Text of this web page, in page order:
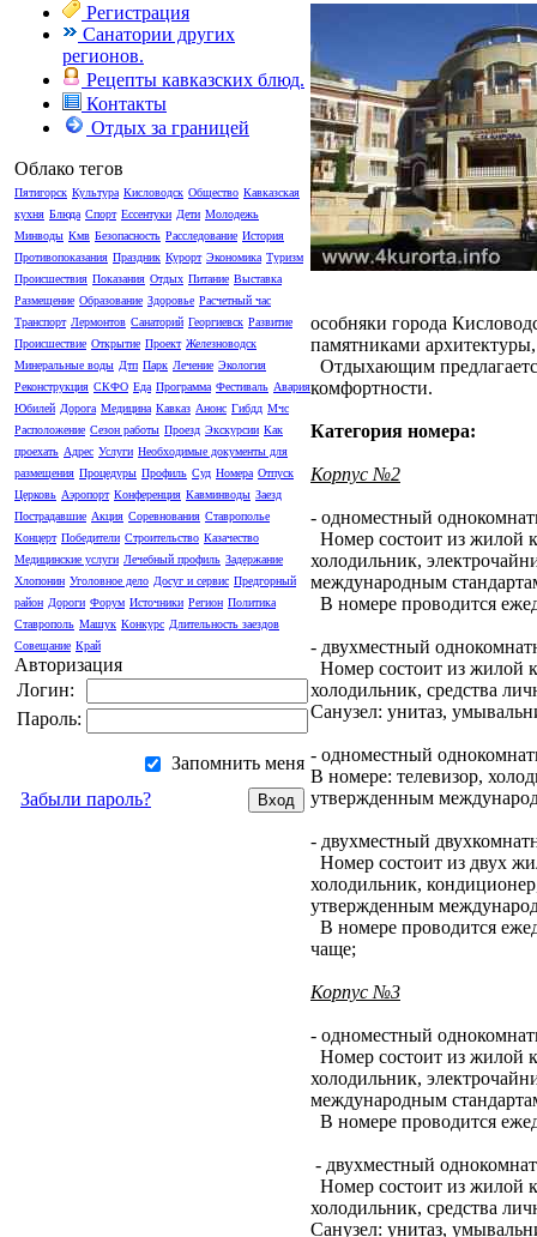
Регистрация
Санатории других
регионов.
Рецепты кавказских блюд.
Контакты
Отдых за границей
Облако тегов
Пятигорск Культура Кисловодск Общество Кавказская
кухня Блюда Спорт Ессентуки Дети Молодежь
Минводы Кмв Безопасность Расследование История
Противопоказания Праздник Курорт Экономика Туризм
Происшествия Показания Отдых Питание Выставка
Размещение Образование Здоровье Расчетный час
Транспорт Лермонтов Санаторий Георгиевск Развитие
Происшествие Открытие Проект Железноводск
Минеральные воды Дтп Парк Лечение Экология
Реконструкция СКФО Еда Программа Фестиваль Авария
Юбилей Дорога Медицина Кавказ Анонс Гибдд Мчс
Расположение Сезон работы Проезд Экскурсии Как
проехать Адрес Услуги Необходимые документы для
размещения Процедуры Профиль Суд Номера Отпуск
Церковь Аэропорт Конференция Кавминводы Заезд
Пострадавшие Акция Соревнования Ставрополье
Концерт Победители Строительство Казачество
Медицинские услуги Лечебный профиль Задержание
Хлопонин Уголовное дело Досуг и сервис Предгорный
район Дороги Форум Источники Регион Политика
Ставрополь Машук Конкурс Длительность заездов
Совещание Край
Авторизация
Логин:
Пароль:
Запомнить меня
Забыли пароль?
особняки города
памятниками
Отдыхающим
комфортности.
Категория номера:
Корпус №2
- одноместный
Номер состоит из жилой
холодильник,
международным
В номере проводится
- двухместный
Номер состоит из жилой
холодильник, средства
Санузел: унитаз,
- одноместный
В номере: телевизор,
утвержденным
- двухместный
Номер состоит из двух
холодильник,
утвержденным
В номере проводится
чаще;
Корпус №3
- одноместный
Номер состоит из жилой
холодильник,
международным
В номере проводится
- двухместный
Номер состоит из жилой
холодильник, средства
Санузел: унитаз,